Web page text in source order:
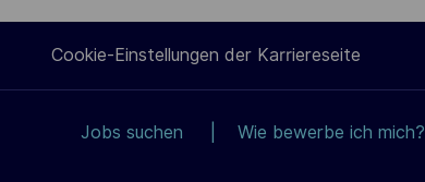
Cookie-Einstellungen der Karriereseite
Jobs suchen Wie bewerbe ich mich?